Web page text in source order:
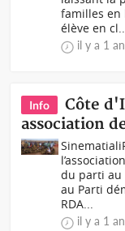
familles en
élève en
il y a 1 an
Info
Côte
association
du parti au
au Parti
RDA...
il y a 1 an